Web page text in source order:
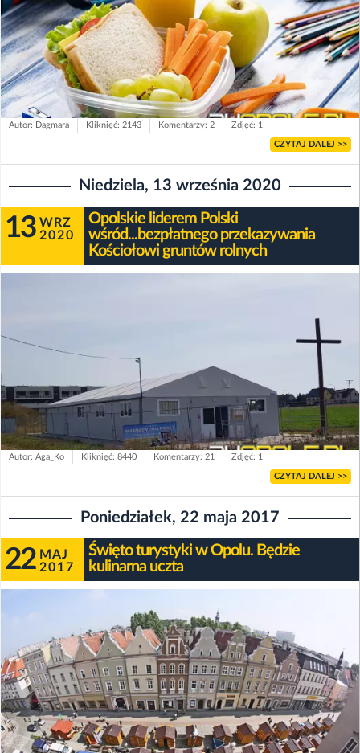
Autor: Dagmara Kliknięć: 2143 Komentarzy: 2 Zdjęć: 1
CZYTAJ DALEJ >>
Niedziela, 13 września 2020
13 WRZ
2020
Opolskie liderem Polski
wśród...bezpłatnego przekazywania
Kościołowi gruntów rolnych
Autor: Aga_Ko Kliknięć: 8440 Komentarzy: 21 Zdjęć: 1
CZYTAJ DALEJ >>
Poniedziałek, 22 maja 2017
22 MAJ
2017
Święto turystyki w Opolu. Będzie
kulinarna uczta